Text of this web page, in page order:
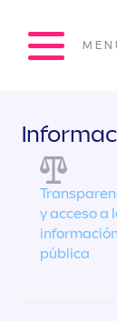
y acceso a
información
pública